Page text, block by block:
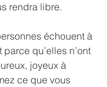
rendra libre.
échouent à
qu’elles n’ont
joyeux à
ce que vous